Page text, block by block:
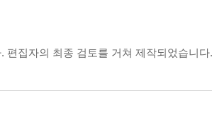
집자의 최종 검토를 거쳐 제작되었습니다.